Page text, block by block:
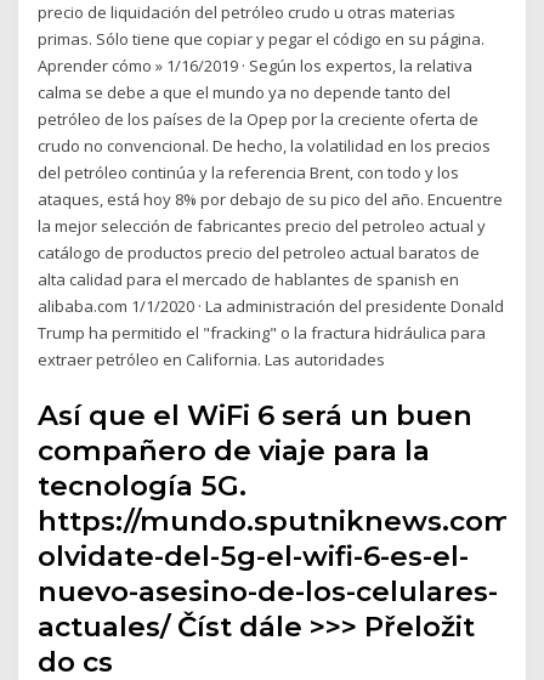
precio de liquidación del petróleo crudo u otras materias
primas. Sólo tiene que copiar y pegar el código en su página.
Aprender cómo » 1/16/2019 · Según los expertos, la relativa
calma se debe a que el mundo ya no depende tanto del
petróleo de los países de la Opep por la creciente oferta de
crudo no convencional. De hecho, la volatilidad en los precios
del petróleo continúa y la referencia Brent, con todo y los
ataques, está hoy 8% por debajo de su pico del año. Encuentre
la mejor selección de fabricantes precio del petroleo actual y
catálogo de productos precio del petroleo actual baratos de
alta calidad para el mercado de hablantes de spanish en
alibaba.com 1/1/2020 · La administración del presidente Donald
Trump ha permitido el "fracking" o la fractura hidráulica para
extraer petróleo en California. Las autoridades
Así que el WiFi 6 será un buen
compañero de viaje para la
tecnología 5G.
https://mundo.sputniknews.com/
olvidate-del-5g-el-wifi-6-es-el-
nuevo-asesino-de-los-celulares-
actuales/ Číst dále >>> Přeložit
do cs